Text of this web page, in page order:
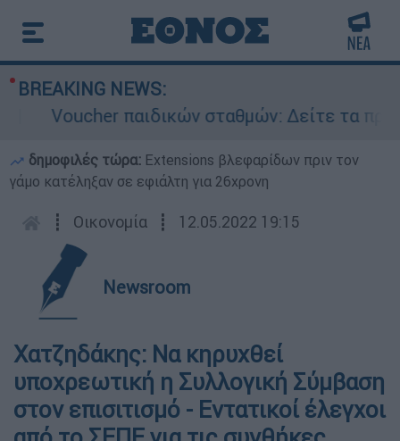
BREAKING NEWS:
Voucher παιδικών σταθμών: Δείτε τα
δημοφιλές τώρα: Extensions βλεφαρίδων πριν τον
γάμο κατέληξαν σε εφιάλτη για 26χρονη
┋ Οικονομία ┋ 12.05.2022 19:15
Newsroom
Χατζηδάκης: Να κηρυχθεί
υποχρεωτική η Συλλογική Σύμβαση
στον επισιτισμό - Εντατικοί έλεγχοι